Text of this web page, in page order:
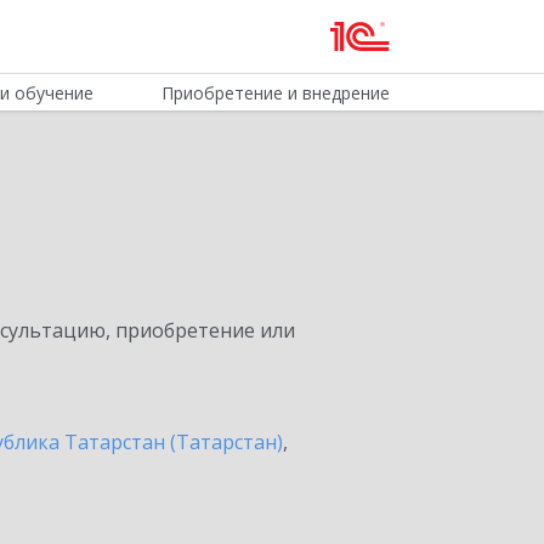
обучение Приобретение и внедрение
приобретение или
Татарстан (Татарстан),